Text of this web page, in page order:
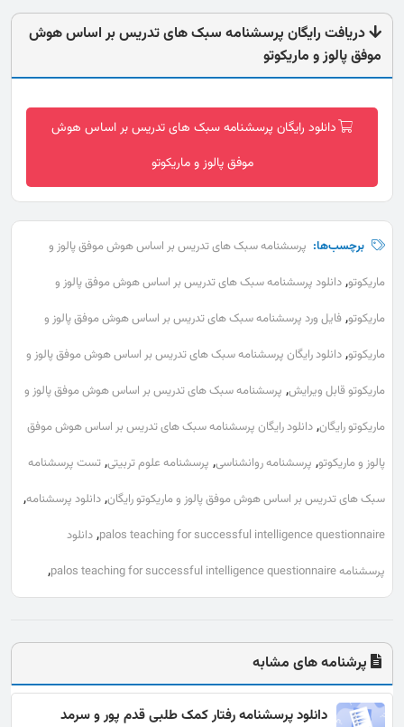
دریافت رایگان پرسشنامه سبک های تدریس بر اساس هوش
موفق پالوز و ماریکوتو
دانلود رایگان پرسشنامه سبک های تدریس بر اساس هوش
موفق پالوز و ماریکوتو
برچسب‌ها: پرسشنامه سبک های تدریس بر اساس هوش موفق پالوز و
ماریکوتو, دانلود پرسشنامه سبک های تدریس بر اساس هوش موفق پالوز و
ماریکوتو, فایل ورد پرسشنامه سبک های تدریس بر اساس هوش موفق پالوز و
ماریکوتو, دانلود رایگان پرسشنامه سبک های تدریس بر اساس هوش موفق پالوز و
ماریکوتو قابل ویرایش, پرسشنامه سبک های تدریس بر اساس هوش موفق پالوز و
ماریکوتو رایگان, دانلود رایگان پرسشنامه سبک های تدریس بر اساس هوش موفق
پالوز و ماریکوتو, پرسشنامه روانشناسی, پرسشنامه علوم تربیتی, تست پرسشنامه
سبک های تدریس بر اساس هوش موفق پالوز و ماریکوتو رایگان, دانلود پرسشنامه,
palos teaching for successful intelligence questionnaire
, دانلود
پرسشنامه palos teaching for successful intelligence questionnaire
,
پرشنامه های مشابه
دانلود پرسشنامه رفتار کمک طلبی قدم پور و سرمد